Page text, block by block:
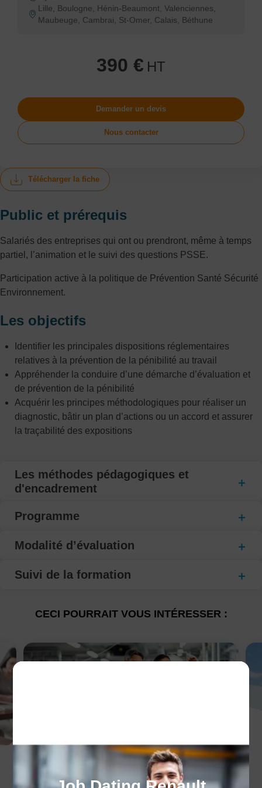
Télécharger la fiche
Public et prérequis
Salariés des entreprises qui ont ou prendront, même à temps
partiel, l’animation et le suivi des questions PSSE.
Participation active à la politique de Prévention Santé Sécurité
Environnement.
Les objectifs
Identifier les principales dispositions réglementaires
relatives à la prévention de la pénibilité au travail
Appréhender la conduire d’une démarche d’évaluation et
de prévention de la pénibilité
Acquérir les principes méthodologiques pour réaliser un
diagnostic, bâtir un plan d’actions ou un accord et assurer
la traçabilité des expositions
Les méthodes pédagogiques et
d'encadrement
Programme
Modalité d’évaluation
Suivi de la formation
Lille, Boulogne, Hénin-Beaumont, Valenciennes,
Maubeuge, Cambrai, St-Omer, Calais, Béthune
390 € HT
Demander un devis
Nous contacter
CECI POURRAIT VOUS INTÉRESSER :
Les avantages de